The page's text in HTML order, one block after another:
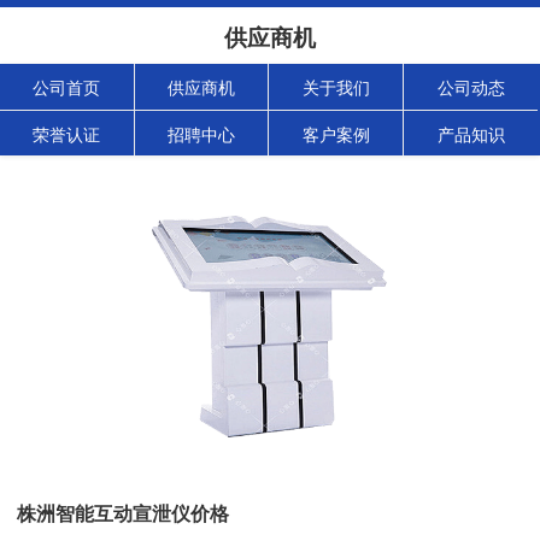
供应商机
公司首页 供应商机 关于我们 公司动态
荣誉认证 招聘中心 客户案例 产品知识
株洲智能互动宣泄仪价格